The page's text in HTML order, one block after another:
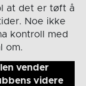
at det er tøft å
Noe ikke
kontroll med
om.
vender
videre